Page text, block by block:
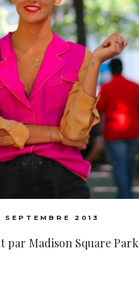
SEPTEMBRE 2013
par Madison Square Park